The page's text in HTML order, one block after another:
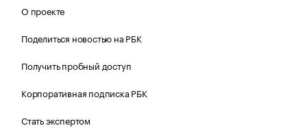
О проекте
Поделиться новостью на РБК
Получить пробный доступ
Корпоративная подписка РБК
Стать экспертом